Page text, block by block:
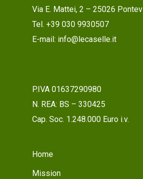
Via E. Mattei, 2 – 25026
Tel. +39 030 9930507
E-mail: info@lecaselle.it
P.IVA 01637290980
N. REA: BS – 330425
Cap. Soc. 1.248.000 Euro i.v.
Home
Mission